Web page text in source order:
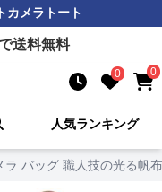
カメラトート
送料無料
0 0
人気ランキング
ラ バッグ 職人技の光る帆